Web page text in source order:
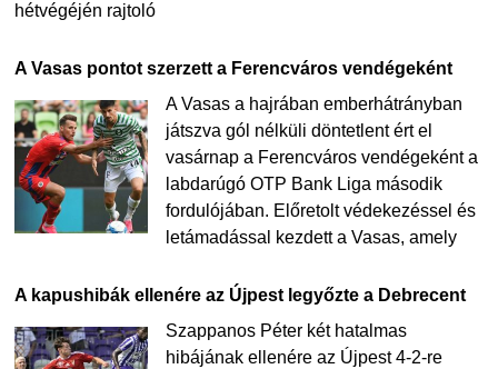
hétvégéjén rajtoló
A Vasas pontot szerzett a Ferencváros vendégeként
A Vasas a hajrában emberhátrányban
játszva gól nélküli döntetlent ért el
vasárnap a Ferencváros vendégeként a
labdarúgó OTP Bank Liga második
fordulójában. Előretolt védekezéssel és
letámadással kezdett a Vasas, amely
A kapushibák ellenére az Újpest legyőzte a Debrecent
Szappanos Péter két hatalmas
hibájának ellenére az Újpest 4-2-re